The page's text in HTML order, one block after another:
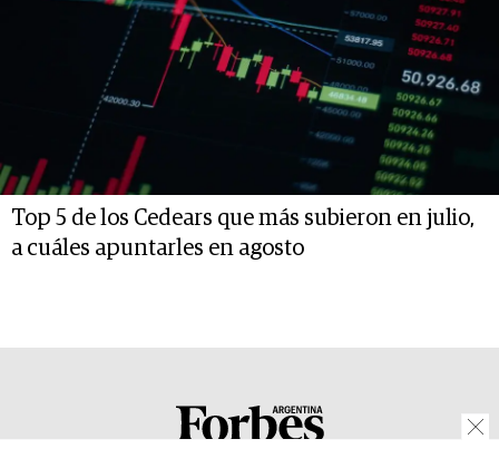
Top 5 de los Cedears que más subieron en julio,
a cuáles apuntarles en agosto